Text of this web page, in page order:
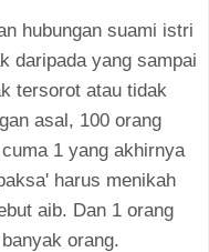
hubungan suami istri
daripada yang sampai
tersorot atau tidak
asal, 100 orang
1 yang akhirnya
harus menikah
aib. Dan 1 orang
orang.